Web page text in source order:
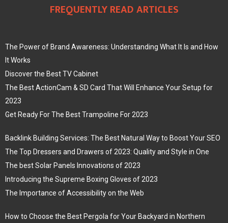
FREQUENTLY READ ARTICLES
The Power of Brand Awareness: Understanding What It Is and How
It Works
Discover the Best TV Cabinet
The Best ActionCam & SD Card That Will Enhance Your Setup for
2023
Get Ready For The Best Trampoline For 2023
Backlink Building Services: The Best Natural Way to Boost Your SEO
The Top Dressers and Drawers of 2023: Quality and Style in One
The best Solar Panels Innovations of 2023
Introducing the Supreme Boxing Gloves of 2023
The Importance of Accessibility on the Web
How to Choose the Best Pergola for Your Backyard in Northern